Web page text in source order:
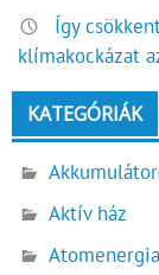
Így
klímakockázat
KATEGÓRIÁK
Aktív ház
Atomenergia